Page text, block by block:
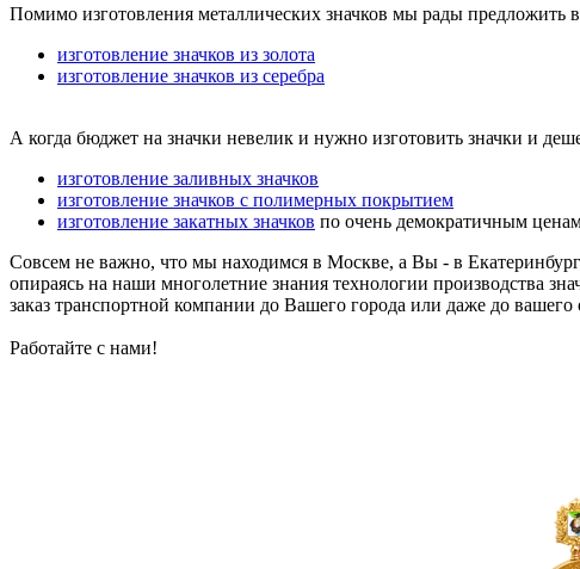
Помимо изготовления металлических значков мы рады предложить
изготовление значков из золота
изготовление значков из серебра
А когда бюджет на значки невелик и нужно изготовить значки и
изготовление заливных значков
изготовление значков с полимерных покрытием
изготовление закатных значков по очень демократичным
Совсем не важно, что мы находимся в Москве, а Вы - в
опираясь на наши многолетние знания технологии производства
заказ транспортной компании до Вашего города или даже до вашего
Работайте с нами!